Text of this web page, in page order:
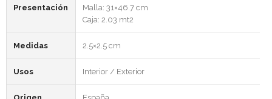
Presentación
Malla: 31×46.7 cm
Caja: 2.03 mt2
Medidas 2.5×2.5 cm
Usos Interior / Exterior